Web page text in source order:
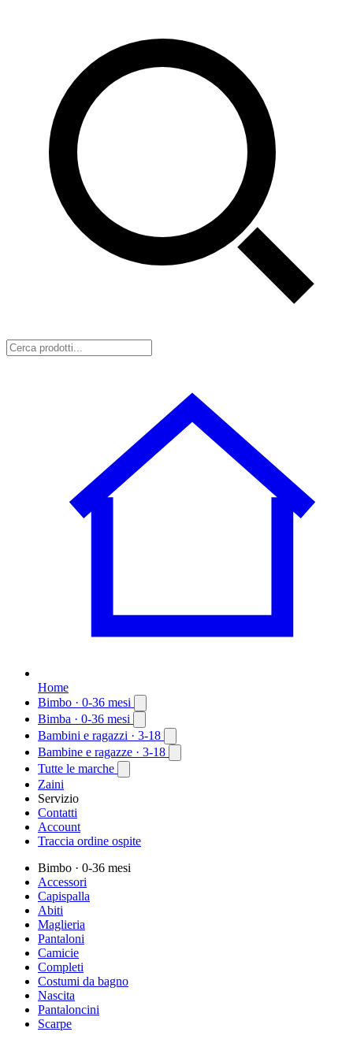
Home
Bimbo · 0-36 mesi
Bimba · 0-36 mesi
Bambini e ragazzi · 3-18
Bambine e ragazze · 3-18
Tutte le marche
Zaini
Servizio
Contatti
Account
Traccia ordine ospite
Bimbo · 0-36 mesi
Accessori
Capispalla
Abiti
Maglieria
Pantaloni
Camicie
Completi
Costumi da bagno
Nascita
Pantaloncini
Scarpe